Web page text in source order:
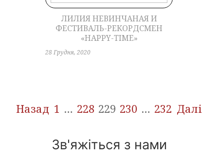
ЛИЛИЯ НЕВИНЧАНАЯ И
ФЕСТИВАЛЬ-РЕКОРДСМЕН
«HAPPY-TIME»
28 Грудня, 2020
Навігація
Назад 1 … 228 229 230 … 232 Далі
Зв'яжіться з нами